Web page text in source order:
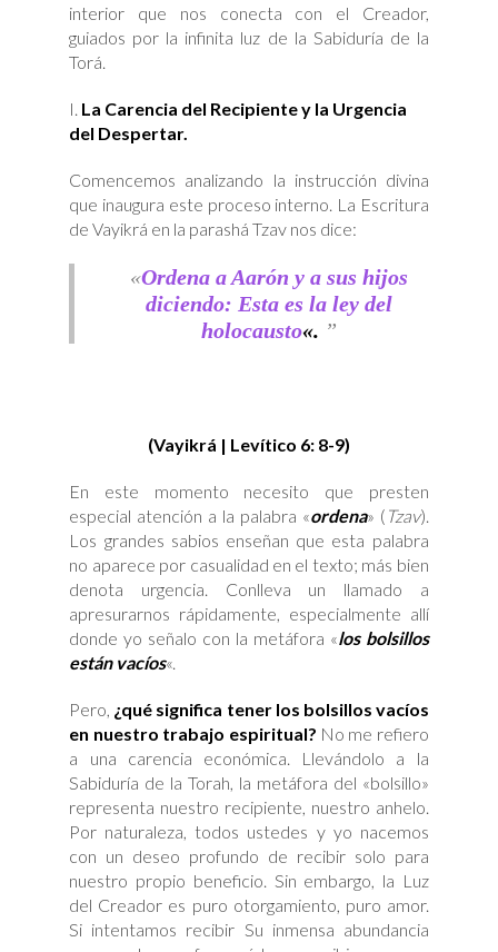
interior que nos conecta con el Creador,
guiados por la infinita luz de la Sabiduría de la
Torá.
La Carencia del Recipiente y la Urgencia
del Despertar.
Comencemos analizando la instrucción divina
que inaugura este proceso interno. La Escritura
de Vayikrá en la parashá Tzav nos dice:
«Ordena a Aarón y a sus hijos
diciendo: Esta es la ley del
holocausto«.
(Vayikrá | Levítico 6: 8-9)
En este momento necesito que presten
especial atención a la palabra «ordena» ( Tzav).
Los grandes sabios enseñan que esta palabra
no aparece por casualidad en el texto; más bien
denota urgencia. Conlleva un llamado a
apresurarnos rápidamente, especialmente allí
donde yo señalo con la metáfora «los bolsillos
están vacíos«.
Pero, ¿qué significa tener los bolsillos vacíos
en nuestro trabajo espiritual? No me refiero
a una carencia económica. Llevándolo a la
Sabiduría de la Torah, la metáfora del «bolsillo»
representa nuestro recipiente, nuestro anhelo.
Por naturaleza, todos ustedes y yo nacemos
con un deseo profundo de recibir solo para
nuestro propio beneficio. Sin embargo, la Luz
del Creador es puro otorgamiento, puro amor.
Si intentamos recibir Su inmensa abundancia